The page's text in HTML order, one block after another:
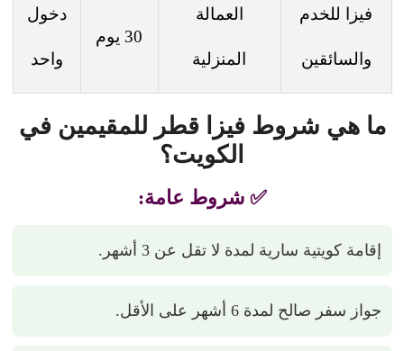
فيزا للخدم
والسائقين
العمالة
المنزلية
30 يوم
دخول
واحد
ما هي شروط فيزا قطر للمقيمين في
الكويت؟
✅ شروط عامة:
إقامة كويتية سارية لمدة لا تقل عن 3 أشهر.
جواز سفر صالح لمدة 6 أشهر على الأقل.